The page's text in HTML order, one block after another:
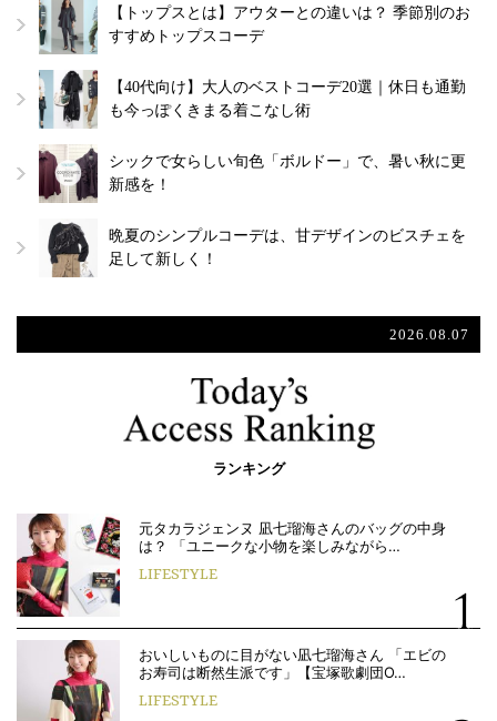
【トップスとは】アウターとの違いは？ 季節別のお
すすめトップスコーデ
【40代向け】大人のベストコーデ20選｜休日も通勤
も今っぽくきまる着こなし術
シックで女らしい旬色「ボルドー」で、暑い秋に更
新感を！
晩夏のシンプルコーデは、甘デザインのビスチェを
足して新しく！
2026.08.07
ランキング
元タカラジェンヌ 凪七瑠海さんのバッグの中身
は？ 「ユニークな小物を楽しみながら…
LIFESTYLE
おいしいものに目がない凪七瑠海さん 「エビの
お寿司は断然生派です」【宝塚歌劇団O…
LIFESTYLE